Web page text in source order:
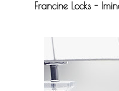
Francine Locks -